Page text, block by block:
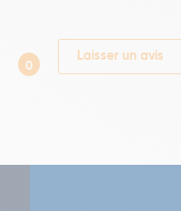
0
Laisser un avis